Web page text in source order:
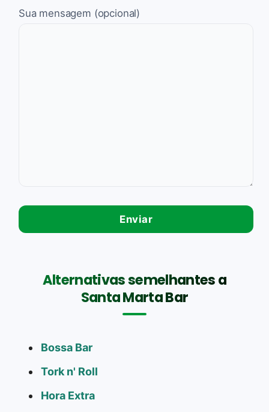
Sua mensagem (opcional)
Alternativas semelhantes a
Santa Marta Bar
Bossa Bar
Tork n' Roll
Hora Extra